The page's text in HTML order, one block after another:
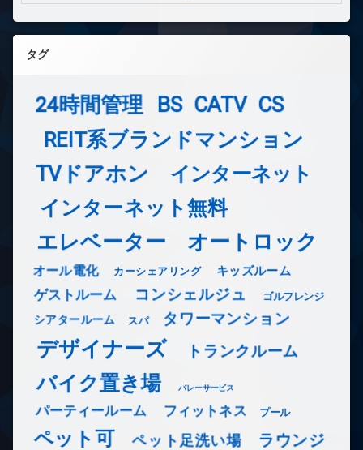
タグ
24時間管理 BS CATV CS
REIT系ブランドマンション
TVドアホン インターネット
インターネット無料
エレベーター オートロック
オール電化 カーシェアリング キッズルーム
ゲストルーム コンシェルジュ ゴルフレンジ
シアタールーム スパ タワーマンション
デザイナーズ トランクルーム
バイク置き場 バレーサービス
パーティールーム フィットネス プール
ペット可 ペット足洗い場 ラウンジ